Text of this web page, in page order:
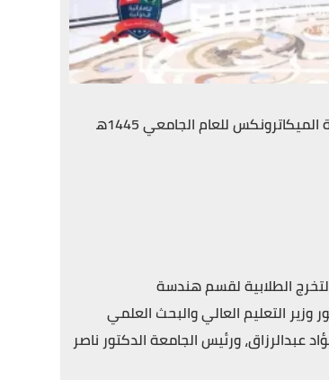
للعام الجامعي 1445ه‍
الطلابية لقسم هندسة
السادسة للعام الجامعي 1445ه‍ الموافق 2022-2023م بحضور وزير التعليم العالي والبحث العلمي
عبدالرزاق، ورئيس الجامعة الدكتور ناصر